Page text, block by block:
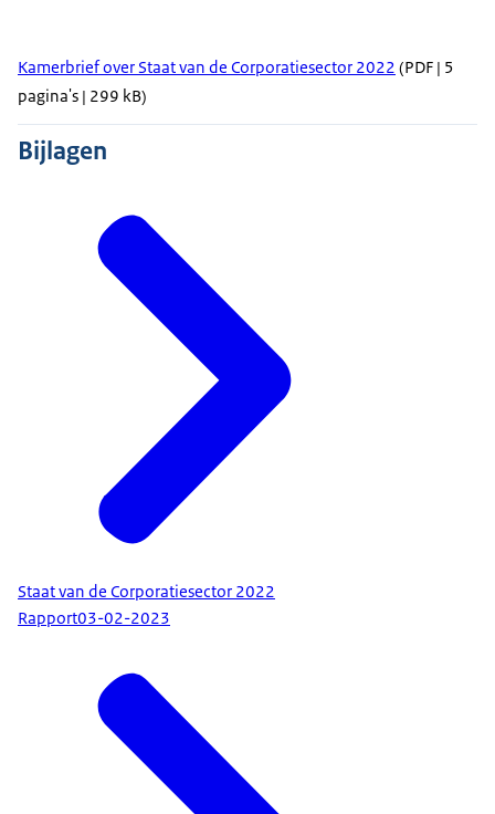
Kamerbrief over Staat van de Corporatiesector 2022 (PDF | 5
pagina's | 299 kB)
Bijlagen
Staat van de Corporatiesector 2022
Rapport03-02-2023